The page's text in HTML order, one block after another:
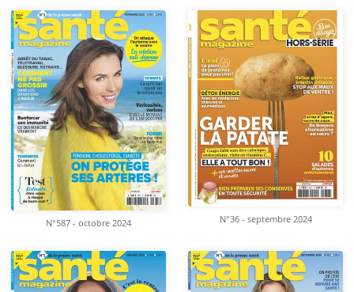
N°587 - octobre 2024 N°36 - septembre 2024